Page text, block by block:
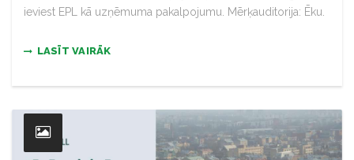
ieviest EPL kā uzņēmuma pakalpojumu. Mērķauditorija: Ēku.
LASĪT VAIRĀK